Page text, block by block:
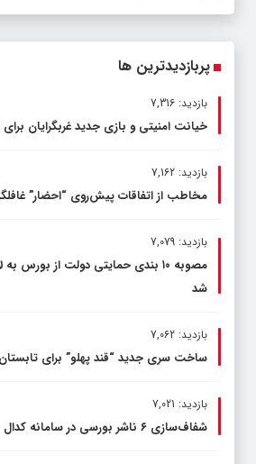
پربازدیدترین ها
بازدید: 7,316
خیانت امنیتی و بازی جدید غربگرایان برای
بازدید: 7,162
مخاطب از اتفاقات پیش‌روی “احضار”
بازدید: 7,079
مصوبه ۱۰ بندی حمایتی دولت از
شد
بازدید: 7,062
ساخت سری جدید “قند پهلو” برای تابستان ۱۴۰۰
بازدید: 7,021
شفاف‌سازی ۶ ناشر بورسی در سامانه کدال